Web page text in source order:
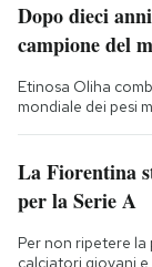
Dopo dieci
campione del
Etinosa Oliha
mondiale dei pesi
La Fiorentina
per la Serie A
Per non ripetere la
calciatori giovani